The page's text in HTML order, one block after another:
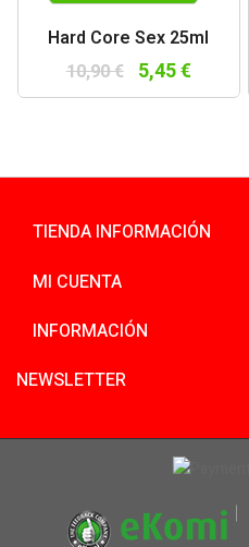
Hard Core Sex 25ml
10,90 € 5,45 €
TIENDA INFORMACIÓN
MI CUENTA
INFORMACIÓN
NEWSLETTER